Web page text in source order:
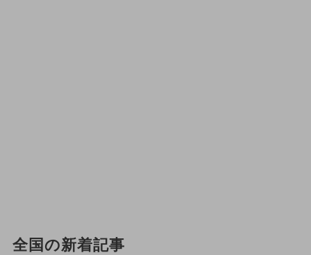
全国の新着記事